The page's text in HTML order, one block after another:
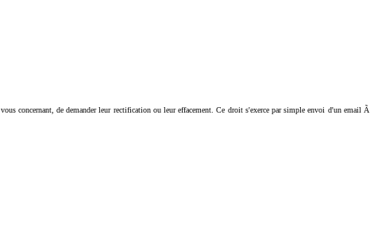
de demander leur rectification ou leur effacement. Ce droit s'exerce par simple envoi d'un email Ã